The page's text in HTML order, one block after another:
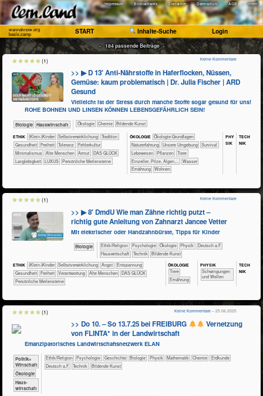
Impressum Bildnachweis Disclaimer Datenschutz AGB Intern
wannaknow.org
basis.camp START Inhalte-Suche Login
~ 184 passende Beiträge ~
>> ▶ D 13′ Anti-Nährstoffe in Haferflocken, Nüssen,
Gemüse: kaum problematisch | Dr. Julia Fischer | ARD
Gesund
Vielleicht ist der Stress durch manche Stoffe sogar gesund für uns!
ROHE BOHNEN UND LINSEN KÖNNEN LEBENSGEFÄHRLICH SEIN!
​​​​​​Biologie ​Haus­wirtschaft ​​​​​​​​Ökologie ​​​​​Chemie Bildende Kunst
ETHIK (Klein-)Kinder ​​​​​​​​​​​​​​​​​​​​​​​​​​​​​​​​​​​​​​​​Selbst­verwirklichung
​​​​​​​​​​​Tradition
​​​​​​Gesundheit
​​​Freiheit ​​​Toleranz
​​Fehlerkultur
​​Minimalismus
Alte Menschen Armut
DAS GLÜCK
Langlebigkeit
LUXUS Persönliche Meilensteine
ÖKO​LOGIE ​​​​​​​​​​​​​​​​Ökologie-Grundlagen
​​​​​​​​​​​​​Naturerfahrung
​​​​​​​​​​​​​Unsere Umgebung
​​​​​​​​​​​​Survival
​​​​​​​​​Lebewesen
​​​​​​​​​Pflanzen
​​​​​​​​Tiere
​​​​​​​Einzeller, Pilze, Algen,...
​​​​​​Wasser
​​​​Ernährung
​​​​Wohnen
PHY​
SIK
TECH​
NIK
Keine Kommentare
(1)
>> ▶ 8′ DmdU Wie man Zähne richtig putzt –
richtig gute Anleitung von Zahnarzt Jancee Vetter
Mit elektrischer oder Handzahnbürste, Tipps für Kinder
​​​​​​Biologie ​​​​​​​​​​Ethik/​Religion ​​​​​​​​​​Psychologie ​​​​​​​​Ökologie ​​​​​​​Physik
​​​Deutsch a.F.
​Haus­wirtschaft
​Technik
Bildende Kunst
ETHIK (Klein-)Kinder ​​​​​​​​​​​​​​​​​​​​​​​​​​​​​​​​​​​​​​​​Selbst­verwirklichung ​​​​​​​​​​​​​Angst
​​​​​​​​​​​​​Entspannung
​​​​​​Gesundheit
​​​Freiheit ​​Verantwortung Alte Menschen
DAS GLÜCK
Persönliche Meilensteine
ÖKO​LOGIE
​​​​​​​​Tiere
​​​​Ernährung
PHY​SIK
​Schwingungen
und Wellen
TECH​
NIK
Keine Kommentare
(1)
>> Do 10. – So 13.7.25 bei FREIBURG
Vernetzung
von FLINTA* in der Landwirtschaft
Emanzipatorisches Landwirtschaftsnetzwerk ELAN
​​​​​​​​​Politik+​
Wirtschaft
​​​​​​​Ökologie
​Haus­
wirtschaft
​​​​​​​​​​Ethik/​Religion ​​​​​​​​​​Psychologie ​​​​​​​​Geschichte ​​​​​​​Biologie ​​​​​​​Physik ​​​​​​Mathematik ​​​​​Chemie
​​​​​Erdkunde
​​​Deutsch a.F.
​Technik Bildende Kunst
Keine Kommentare – 25.06.2025
(1)